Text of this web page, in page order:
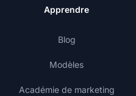
Apprendre
Blog
Modèles
Académie de marketing